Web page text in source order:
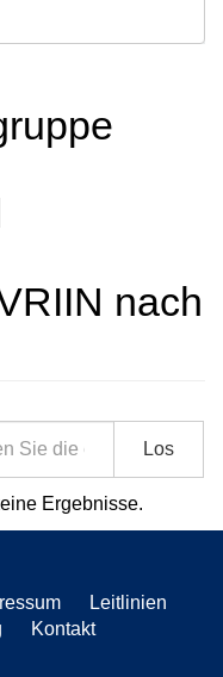
nach
Los
Ergebnisse.
Leitlinien
Kontakt